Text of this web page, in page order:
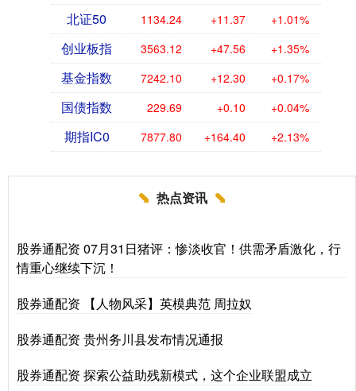
北证50 1134.24 +11.37 +1.01%
创业板指 3563.12 +47.56 +1.35%
基金指数 7242.10 +12.30 +0.17%
国债指数 229.69 +0.10 +0.04%
期指IC0 7877.80 +164.40 +2.13%
热点资讯
股券通配资 07月31日猪评：惨淡收官！供需矛盾激化，行
情重心继续下沉！
股券通配资 【人物风采】英模典范 周拉奴
股券通配资 贵州务川县发布情况通报
股券通配资 探索公益助残新模式，这个企业联盟成立